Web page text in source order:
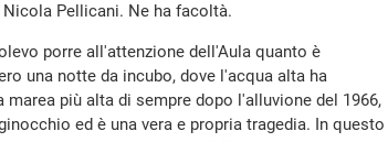
Pellicani. Ne ha facoltà.
porre all'attenzione dell'Aula quanto è
una notte da incubo, dove l'acqua alta ha
più alta di sempre dopo l'alluvione del 1966,
ed è una vera e propria tragedia. In questo